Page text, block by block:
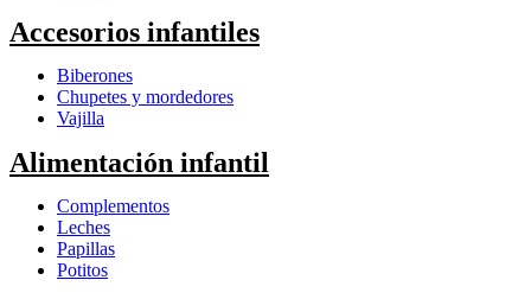
Accesorios infantiles
Biberones
Chupetes y mordedores
Vajilla
Alimentación infantil
Complementos
Leches
Papillas
Potitos